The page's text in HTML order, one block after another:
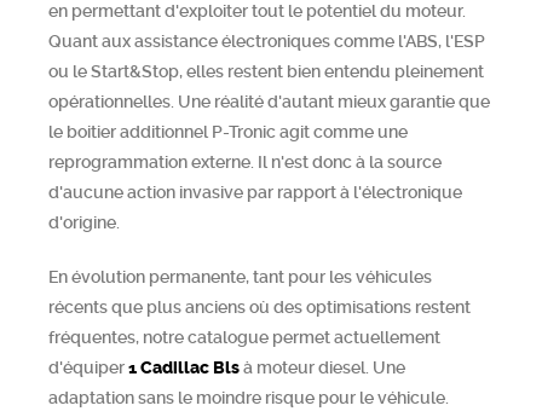
en permettant d'exploiter tout le potentiel du moteur.
Quant aux assistance électroniques comme l'ABS, l'ESP
ou le Start&Stop, elles restent bien entendu pleinement
opérationnelles. Une réalité d'autant mieux garantie que
le boitier additionnel P-Tronic agit comme une
reprogrammation externe. Il n'est donc à la source
d'aucune action invasive par rapport à l'électronique
d'origine.
En évolution permanente, tant pour les véhicules
récents que plus anciens où des optimisations restent
fréquentes, notre catalogue permet actuellement
d'équiper1Cadillac Blsà moteur diesel. Une
adaptation sans le moindre risque pour le véhicule.